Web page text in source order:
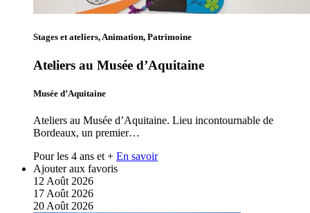
Stages et ateliers, Animation, Patrimoine
Ateliers au Musée d’Aquitaine
Musée d’Aquitaine
Ateliers au Musée d’Aquitaine. Lieu incontournable de
Bordeaux, un premier…
Pour les 4 ans et + En savoir
Ajouter aux favoris
12 Août 2026
17 Août 2026
20 Août 2026